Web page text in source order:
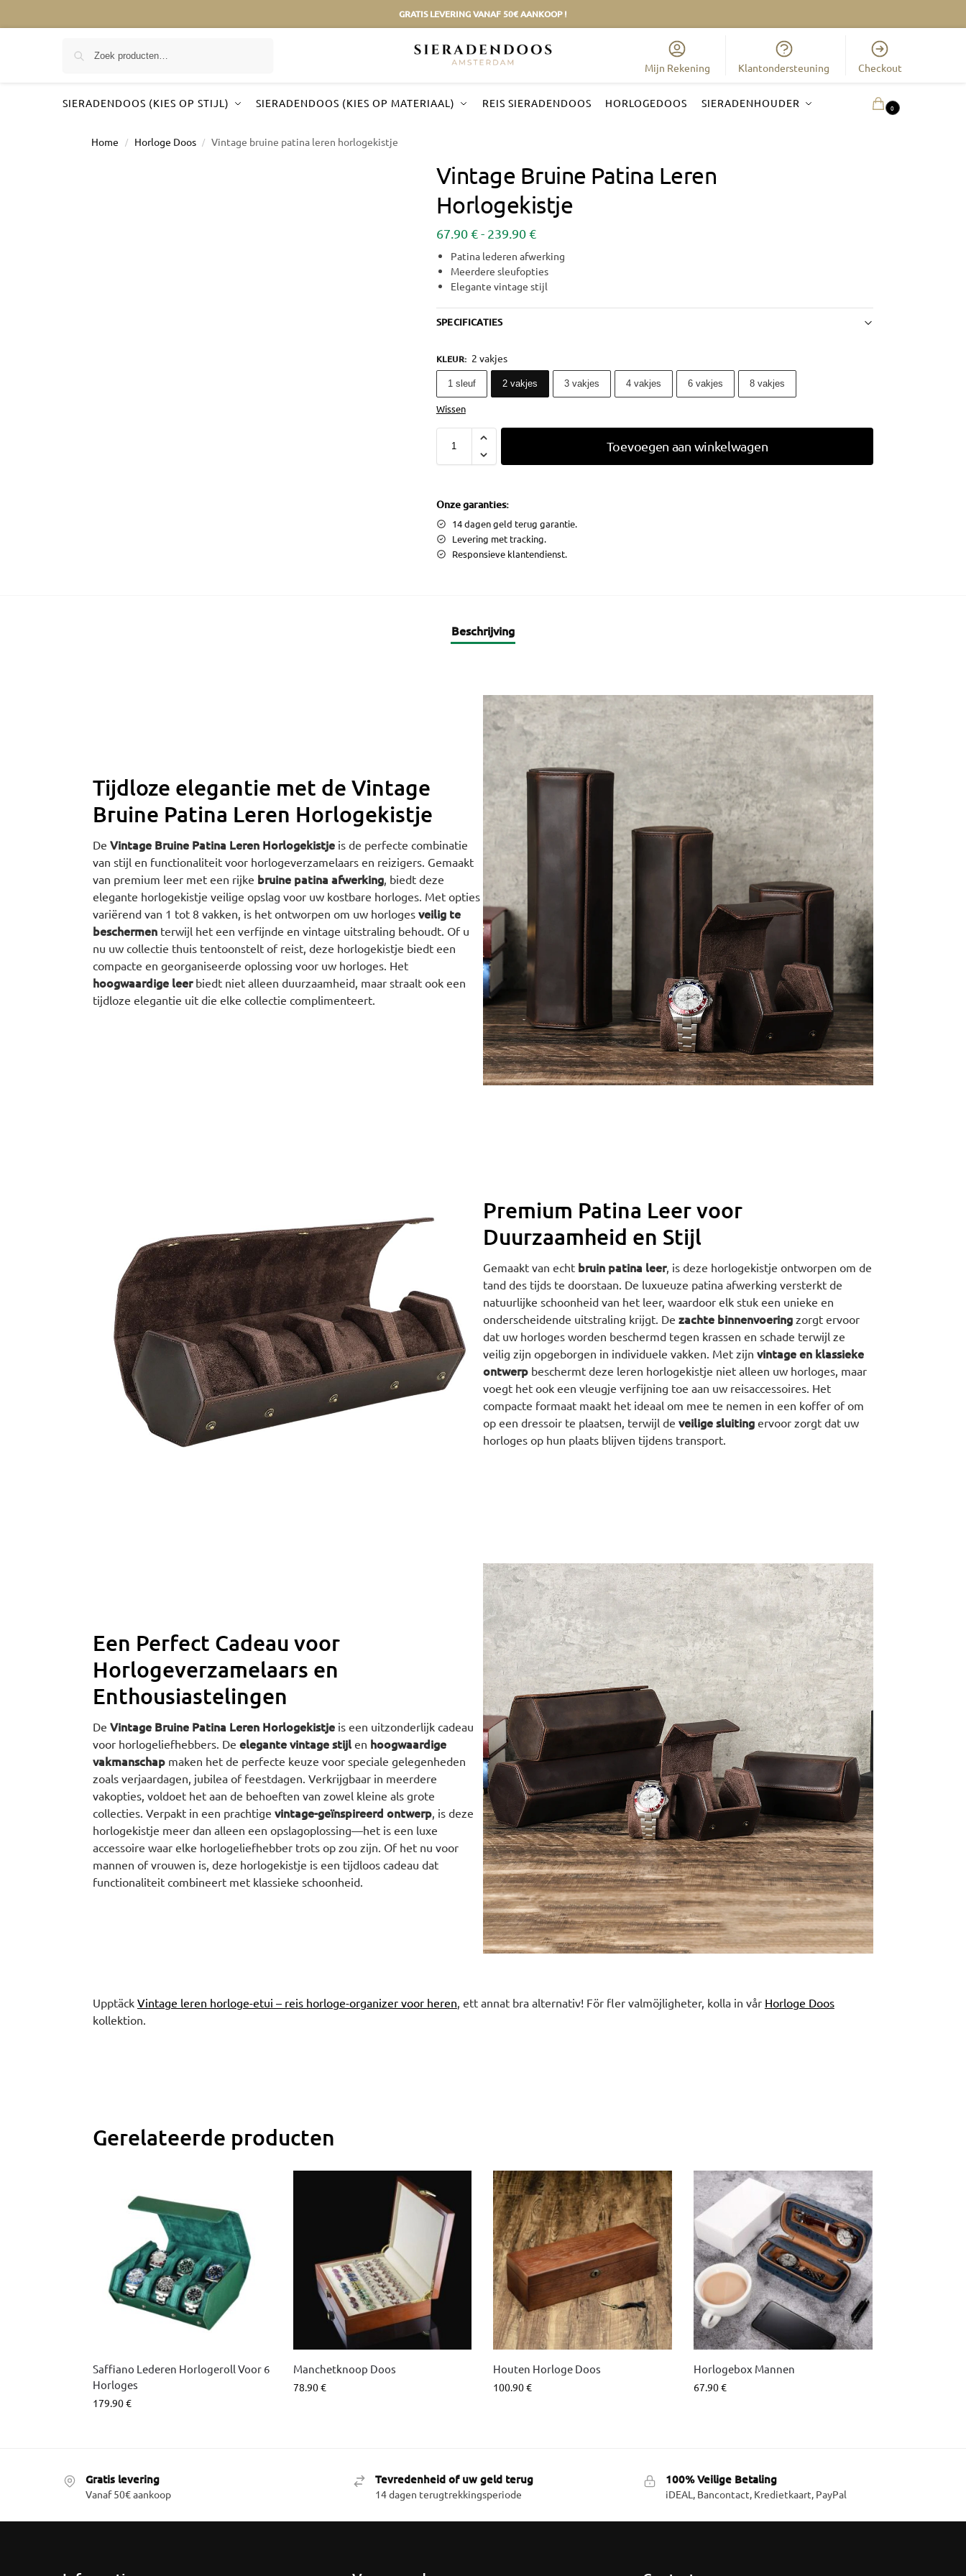
GRATIS LEVERING VANAF 50€ AANKOOP !
Mijn Rekening Klantondersteuning Checkout
SIERADENDOOS (KIES OP STIJL) SIERADENDOOS (KIES OP MATERIAAL) REIS SIERADENDOOS HORLOGEDOOS SIERADENHOUDER 0
Home / Horloge Doos / Vintage bruine patina leren horlogekistje
Vintage Bruine Patina Leren
Horlogekistje
67.90€- 239.90€
Patina lederen afwerking
Meerdere sleufopties
Elegante vintage stijl
SPECIFICATIES
KLEUR: 2 vakjes
1 sleuf 2 vakjes 3 vakjes 4 vakjes 6 vakjes 8 vakjes
Wissen
Toevoegen aan winkelwagen
Onze garanties:
14 dagen geld terug garantie.
Levering met tracking.
Responsieve klantendienst.
Beschrijving
Tijdloze elegantie met de Vintage
Bruine Patina Leren Horlogekistje
De Vintage Bruine Patina Leren Horlogekistjeis de perfecte combinatie
van stijl en functionaliteit voor horlogeverzamelaars en reizigers. Gemaakt
van premium leer met een rijke bruine patina afwerking, biedt deze
elegante horlogekistje veilige opslag voor uw kostbare horloges. Met opties
variërend van 1 tot 8 vakken, is het ontworpen om uw horloges veilig te
beschermenterwijl het een verfijnde en vintage uitstraling behoudt. Of u
nu uw collectie thuis tentoonstelt of reist, deze horlogekistje biedt een
compacte en georganiseerde oplossing voor uw horloges. Het
hoogwaardige leerbiedt niet alleen duurzaamheid, maar straalt ook een
tijdloze elegantie uit die elke collectie complimenteert.
Premium Patina Leer voor
Duurzaamheid en Stijl
Gemaakt van echt bruin patina leer, is deze horlogekistje ontworpen om de
tand des tijds te doorstaan. De luxueuze patina afwerking versterkt de
natuurlijke schoonheid van het leer, waardoor elk stuk een unieke en
onderscheidende uitstraling krijgt. De zachte binnenvoering zorgt ervoor
dat uw horloges worden beschermd tegen krassen en schade terwijl ze
veilig zijn opgeborgen in individuele vakken. Met zijn vintage en klassieke
ontwerp beschermt deze leren horlogekistje niet alleen uw horloges, maar
voegt het ook een vleugje verfijning toe aan uw reisaccessoires. Het
compacte formaat maakt het ideaal om mee te nemen in een koffer of om
op een dressoir te plaatsen, terwijl de veilige sluiting ervoor zorgt dat uw
horloges op hun plaats blijven tijdens transport.
Een Perfect Cadeau voor
Horlogeverzamelaars en
Enthousiastelingen
De Vintage Bruine Patina Leren Horlogekistjeis een uitzonderlijk cadeau
voor horlogeliefhebbers. De elegante vintage stijlen hoogwaardige
vakmanschapmaken het de perfecte keuze voor speciale gelegenheden
zoals verjaardagen, jubilea of feestdagen. Verkrijgbaar in meerdere
vakopties, voldoet het aan de behoeften van zowel kleine als grote
collecties. Verpakt in een prachtige vintage-geïnspireerd ontwerp, is deze
horlogekistje meer dan alleen een opslagoplossing—het is een luxe
accessoire waar elke horlogeliefhebber trots op zou zijn. Of het nu voor
mannen of vrouwen is, deze horlogekistje is een tijdloos cadeau dat
functionaliteit combineert met klassieke schoonheid.
Upptäck Vintage leren horloge-etui – reis horloge-organizer voor heren , ett annat bra alternativ! För fler valmöjligheter, kolla in vår Horloge Doos
kollektion.
Gerelateerde producten
Saffiano Lederen Horlogeroll Voor 6
Horloges
179.90€
Manchetknoop Doos
78.90€
Houten Horloge Doos
100.90€
Horlogebox Mannen
67.90€
Gratis levering
Vanaf 50€ aankoop
Tevredenheid of uw geld terug
14 dagen terugtrekkingsperiode
100% Veilige Betaling
iDEAL, Bancontact, Kredietkaart, PayPal